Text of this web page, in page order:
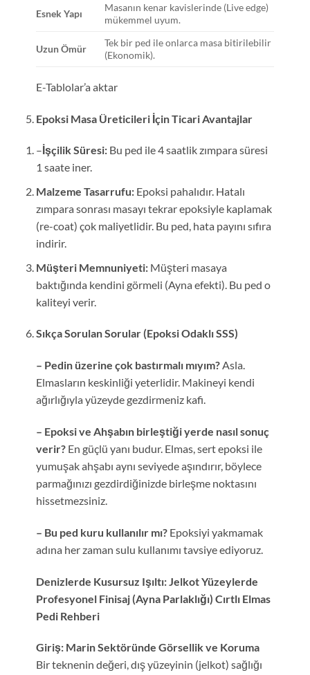
Esnek Yapı
Masanın kenar kavislerinde (Live edge)
mükemmel uyum.
Uzun Ömür
Tek bir ped ile onlarca masa bitirilebilir
(Ekonomik).
E-Tablolar’a aktar
Epoksi Masa Üreticileri İçin Ticari Avantajlar
–İşçilik Süresi:Bu ped ile 4 saatlik zımpara süresi
1 saate iner.
Malzeme Tasarrufu:Epoksi pahalıdır. Hatalı
zımpara sonrası masayı tekrar epoksiyle kaplamak
(re-coat) çok maliyetlidir. Bu ped, hata payını sıfıra
indirir.
Müşteri Memnuniyeti:Müşteri masaya
baktığında kendini görmeli (Ayna efekti). Bu ped o
kaliteyi verir.
Sıkça Sorulan Sorular (Epoksi Odaklı SSS)
– Pedin üzerine çok bastırmalı mıyım?Asla.
Elmasların keskinliği yeterlidir. Makineyi kendi
ağırlığıyla yüzeyde gezdirmeniz kafi.
– Epoksi ve Ahşabın birleştiği yerde nasıl sonuç
verir?En güçlü yanı budur. Elmas, sert epoksi ile
yumuşak ahşabı aynı seviyede aşındırır, böylece
parmağınızı gezdirdiğinizde birleşme noktasını
hissetmezsiniz.
– Bu ped kuru kullanılır mı?Epoksiyi yakmamak
adına her zaman sulu kullanımı tavsiye ediyoruz.
Denizlerde Kusursuz Işıltı: Jelkot Yüzeylerde
Profesyonel Finisaj (Ayna Parlaklığı) Cırtlı Elmas
Pedi Rehberi
Giriş: Marin Sektöründe Görsellik ve Koruma
Bir teknenin değeri, dış yüzeyinin (jelkot) sağlığı